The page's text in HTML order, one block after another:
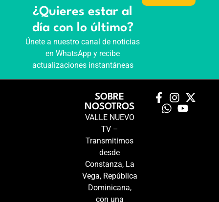
¿Quieres estar al
día con lo último?
Únete a nuestro canal de noticias
en WhatsApp y recibe
actualizaciones instantáneas
SOBRE
NOSOTROS
VALLE NUEVO
TV –
Transmitimos
desde
Constanza, La
Vega, República
Dominicana,
con una